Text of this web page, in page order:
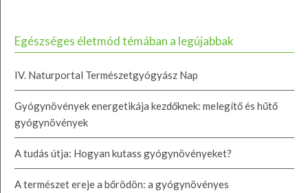
Egészséges életmód témában a legújabbak
IV. Naturportal Természetgyógyász Nap
Gyógynövények energetikája kezdőknek: melegítő és hűtő
gyógynövények
A tudás útja: Hogyan kutass gyógynövényeket?
A természet ereje a bőrödön: a gyógynövényes